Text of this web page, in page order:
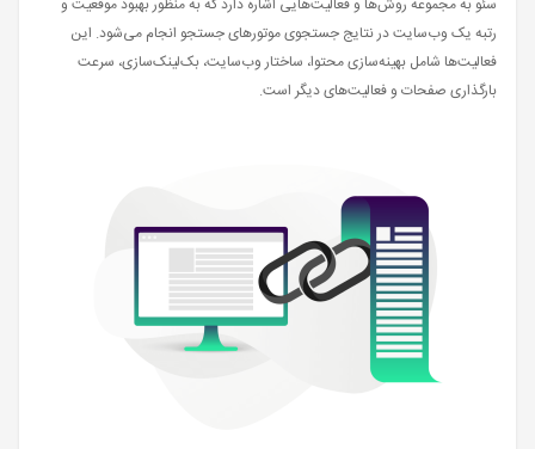
رتبه یک وب‌سایت در نتایج جستجوی موتورهای جستجو انجام می‌شود. این
فعالیت‌ها شامل بهینه‌سازی محتوا، ساختار وب‌سایت، بک‌لینک‌سازی، سرعت
بارگذاری صفحات و فعالیت‌های دیگر است.